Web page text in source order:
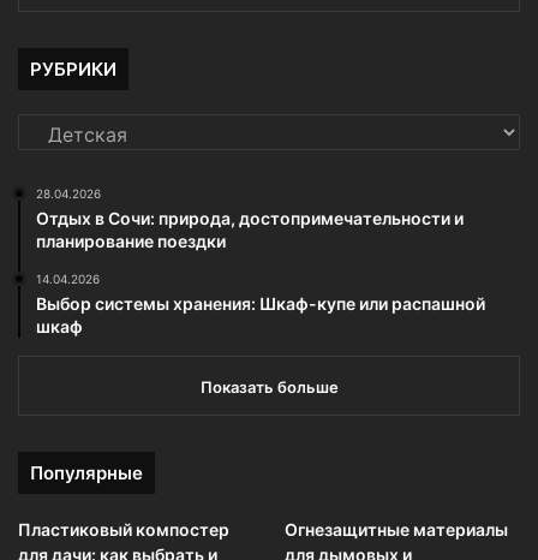
РУБРИКИ
РУБРИКИ
28.04.2026
Отдых в Сочи: природа, достопримечательности и
планирование поездки
14.04.2026
Выбор системы хранения: Шкаф-купе или распашной
шкаф
Показать больше
Популярные
Пластиковый компостер
для дачи: как выбрать и
Огнезащитные материалы
для дымовых и